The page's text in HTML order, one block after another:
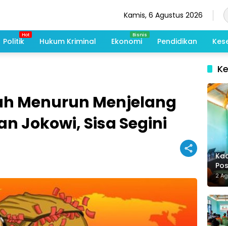
Kamis, 6 Agustus 2026
Politik Hukum Kriminal Ekonomi Pendidikan
Menurun Menjelang
Jokowi, Sisa Segini
2